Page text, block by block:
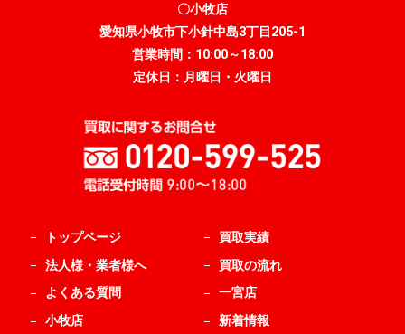
〇小牧店
愛知県小牧市下小針中島3丁目205-1
営業時間：10:00～18:00
定休日：月曜日・火曜日
トップページ
買取実績
法人様・業者様へ
買取の流れ
よくある質問
一宮店
小牧店
新着情報